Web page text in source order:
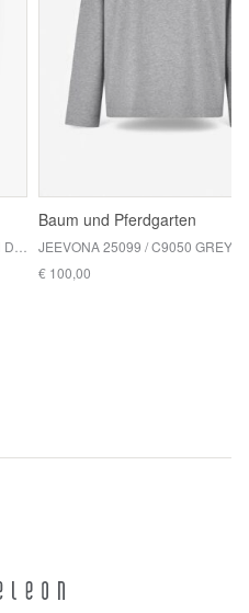
Baum und Pferdgarten
€ 100,00